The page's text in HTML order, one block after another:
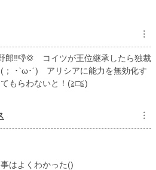
︙
‼️👎💢 コイツが王位継承したら独裁
； ･`ω･´) アリシアに能力を無効化す
もらわないと！(≧□≦)
︙
はよくわかった()